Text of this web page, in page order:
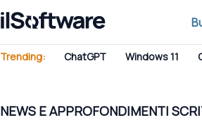
Trending: ChatGPT Windows 11
NEWS E APPROFONDIMENTI